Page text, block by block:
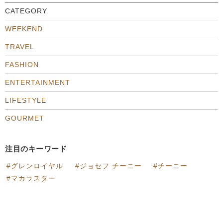
CATEGORY
WEEKEND
TRAVEL
FASHION
ENTERTAINMENT
LIFESTYLE
GOURMET
注目のキーワード
グレンロイヤル ジョセフ チーニー
チーニー
マカラスター